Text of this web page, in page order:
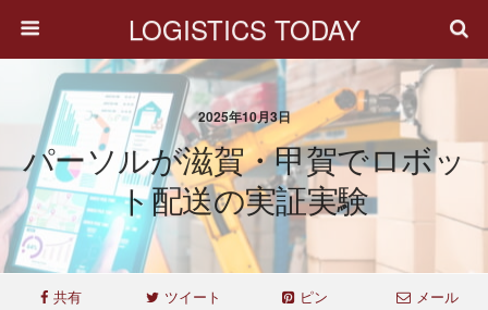
LOGISTICS TODAY
2025年10月3日
パーソルが滋賀・甲賀でロボッ
ト配送の実証実験
共有 ツイート ピン メール